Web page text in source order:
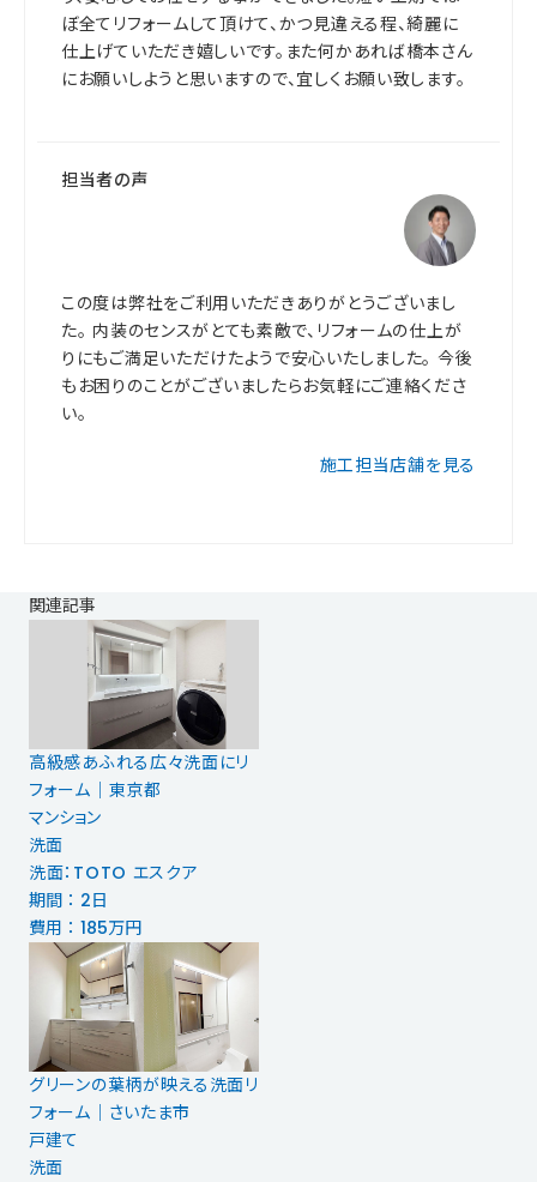
ぼ全てリフォームして頂けて、かつ見違える程、綺麗に
仕上げていただき嬉しいです。また何かあれば橋本さん
にお願いしようと思いますので、宜しくお願い致します。
担当者の声
この度は弊社をご利用いただきありがとうございまし
た。 内装のセンスがとても素敵で、リフォームの仕上が
りにもご満足いただけたようで安心いたしました。 今後
もお困りのことがございましたらお気軽にご連絡くださ
い。
施工担当店舗を見る
関連記事
高級感あふれる広々洗面にリ
フォーム｜東京都
マンション
洗面
洗面：TOTO エスクア
期間 ： 2日
費用 ： 185万円
グリーンの葉柄が映える洗面リ
フォーム｜さいたま市
戸建て
洗面